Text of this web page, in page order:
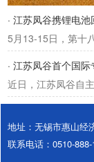
· 江苏凤谷携锂电
5月13-15日，第十
· 江苏凤谷首个国
近日，江苏凤谷自
地址：无锡市惠山经
联系电话：0510-